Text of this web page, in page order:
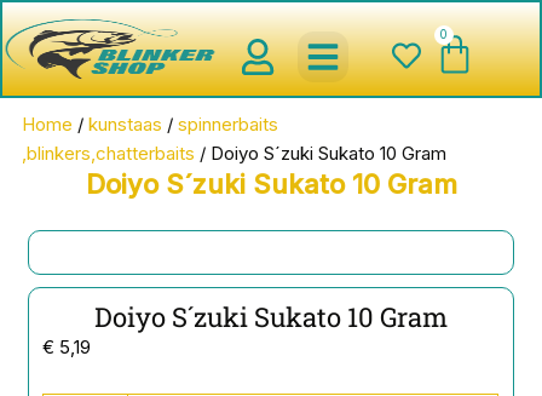
Ga
naar
de
inhoud
0
Home /kunstaas /spinnerbaits
,blinkers,chatterbaits / Doiyo S´zuki Sukato 10 Gram
Doiyo S´zuki Sukato 10 Gram
Doiyo S´zuki Sukato 10 Gram
€ 5,19